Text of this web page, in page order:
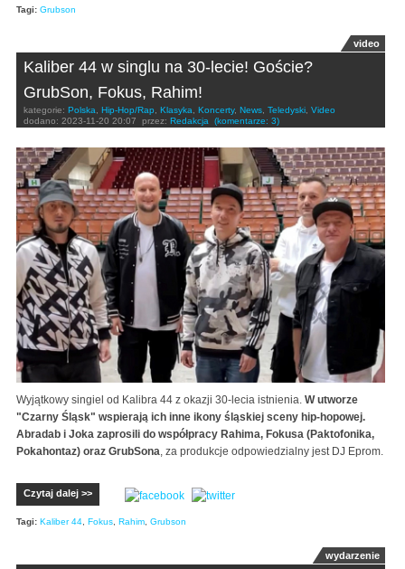
Tagi: Grubson
video
Kaliber 44 w singlu na 30-lecie! Goście?
GrubSon, Fokus, Rahim!
kategorie: Polska, Hip-Hop/Rap, Klasyka, Koncerty, News, Teledyski, Video
dodano: 2023-11-20 20:07 przez: Redakcja (komentarze: 3)
Wyjątkowy singiel od Kalibra 44 z okazji 30-lecia istnienia. W utworze
"Czarny Śląsk" wspierają ich inne ikony śląskiej sceny hip-hopowej.
Abradab i Joka zaprosili do współpracy Rahima, Fokusa (Paktofonika,
Pokahontaz) oraz GrubSona, za produkcje odpowiedzialny jest DJ Eprom.
Czytaj dalej >>
Tagi: Kaliber 44 Fokus Rahim Grubson
wydarzenie